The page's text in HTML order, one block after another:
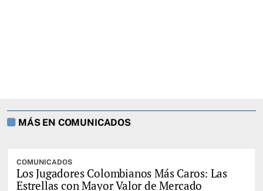
MÁS EN COMUNICADOS
COMUNICADOS
Los Jugadores Colombianos Más Caros: Las
Estrellas con Mayor Valor de Mercado